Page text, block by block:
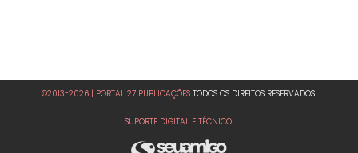
©2013-2026 | PORTAL 27 PUBLICAÇÕES TODOS OS DIREITOS RESERVADOS.
SUPORTE DIGITAL E TÉCNICO: